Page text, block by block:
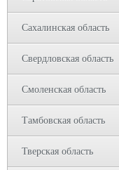
Сахалинская область
Свердловская область
Смоленская область
Тамбовская область
Тверская область